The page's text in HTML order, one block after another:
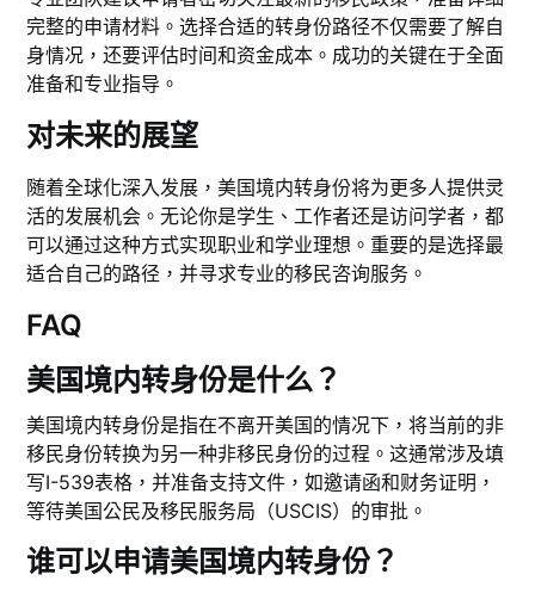
完整的申请材料。选择合适的转身份路径不仅需要了解自
身情况，还要评估时间和资金成本。成功的关键在于全面
准备和专业指导。
对未来的展望
随着全球化深入发展，美国境内转身份将为更多人提供灵
活的发展机会。无论你是学生、工作者还是访问学者，都
可以通过这种方式实现职业和学业理想。重要的是选择最
适合自己的路径，并寻求专业的移民咨询服务。
FAQ
美国境内转身份是什么？
美国境内转身份是指在不离开美国的情况下，将当前的非
移民身份转换为另一种非移民身份的过程。这通常涉及填
写I-539表格，并准备支持文件，如邀请函和财务证明，
等待美国公民及移民服务局（USCIS）的审批。
谁可以申请美国境内转身份？